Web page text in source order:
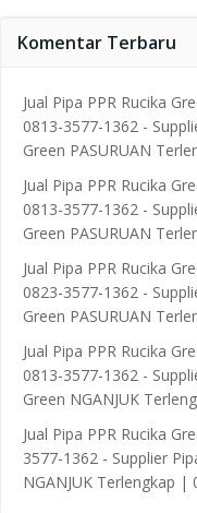
Komentar Terbaru
Jual Pipa PPR Rucika
0813-3577-1362 -
Green PASURUAN
Jual Pipa PPR Rucika
0813-3577-1362 -
Green PASURUAN
Jual Pipa PPR Rucika
0823-3577-1362 -
Green PASURUAN
Jual Pipa PPR Rucika
0813-3577-1362 -
Green NGANJUK
Jual Pipa PPR Rucika
3577-1362 - Supplier
NGANJUK Terlengkap |